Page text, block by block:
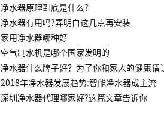
净水器原理到底是什么?
净水器有用吗?弄明白这几点再安装
家用净水器哪种好
空气制水机是哪个国家发明的
净水器什么牌子好？为了你和家人的健康请
2018年净水器发展趋势:智能净水器成主流
深圳净水器代理哪家好?这篇文章告诉你